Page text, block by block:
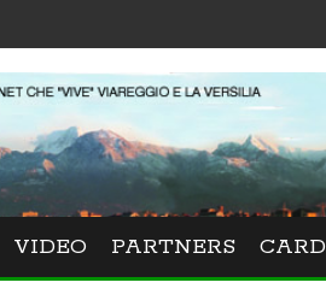
VIDEO PARTNERS CARD